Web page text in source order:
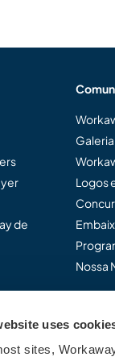
uses
sites,
de
Logos
Nossa
de